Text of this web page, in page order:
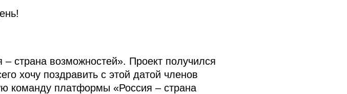
страна возможностей». Проект получился
хочу поздравить с этой датой членов
команду платформы «Россия – страна